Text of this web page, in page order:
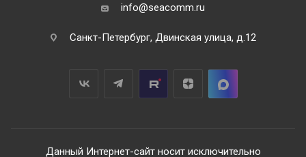
info@seacomm.ru
Санкт-Петербург, Двинская улица, д.12
Данный Интернет-сайт носит исключительно